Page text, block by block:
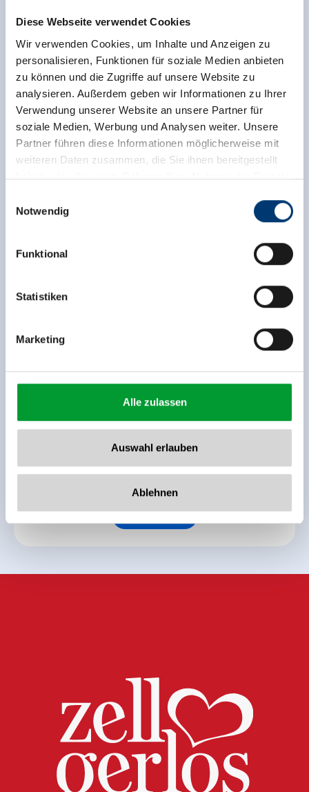
Diese Webseite verwendet Cookies
Wir verwenden Cookies, um Inhalte und Anzeigen zu
personalisieren, Funktionen für soziale Medien anbieten
zu können und die Zugriffe auf unsere Website zu
analysieren. Außerdem geben wir Informationen zu Ihrer
Verwendung unserer Website an unsere Partner für
soziale Medien, Werbung und Analysen weiter. Unsere
Partner führen diese Informationen möglicherweise mit
weiteren Daten zusammen, die Sie ihnen bereitgestellt
haben oder die sie im Rahmen Ihrer Nutzung der Dienste
Rohr 23// A-6280 Zell am Ziller
www.zillertalarena.com
Notwendig
Funktional
Statistiken
Marketing
Alle zulassen
Auswahl erlauben
Ablehnen
Meld u nu aan voor de nieuwsbrief!
Registreer